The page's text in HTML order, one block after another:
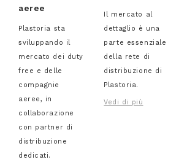
aeree
Plastoria sta
sviluppando il
mercato dei duty
free e delle
compagnie
aeree, in
collaborazione
con partner di
distribuzione
dedicati.
Il mercato al
dettaglio è una
parte essenziale
della rete di
distribuzione di
Plastoria.
Vedi di più